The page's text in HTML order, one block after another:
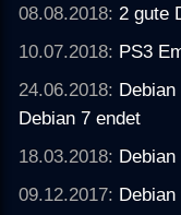
08.08.2018: 2 gute
10.07.2018: PS3
24.06.2018:
Debian 7 endet
18.03.2018:
09.12.2017: